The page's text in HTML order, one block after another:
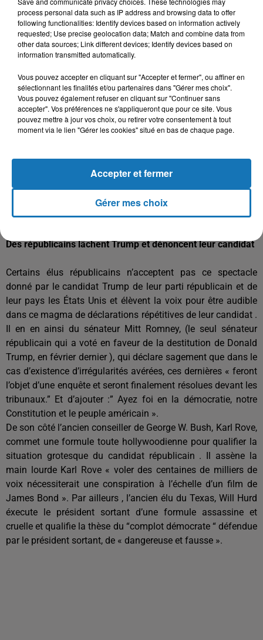
candidat démocrate balance: « En Amérique, le vote est
sacré. C’est ainsi que les habitants de cette nation expriment
leur volonté. Et c’est la volonté des électeurs, personne, et
rien d’autre. Donc, chaque bulletin de vote doit être compté et
c’est ce qui se passe actuellement ».
Il ajoute : « La démocratie est parfois désordonnée, elle
demande donc parfois un peu de patience. Mais cette
patience a été récompensée depuis plus de deux cent
quarante ans par un système de gouvernance qui fait l’envie
du monde ». Joe Biden termine son propos par :
terminé, la sénatrice Kamala Harris (sa colistière) et moi-
même serons les gagnants. Alors, je demande aux gens de
rester calmes. Le processus fonctionne. Le décompte est sur
le point de s’achever et nous le saurons bientôt ».
Des républicains lâchent Trump et dénoncent leur candidat
Certains élus républicains n’acceptent pas ce spectacle
donné par le candidat Trump de leur parti républicain et de
leur pays les États Unis et élèvent la voix pour être audible
dans ce magma de déclarations répétitives de leur candidat .
Il en en ainsi du sénateur Mitt Romney, (le seul sénateur
républicain qui a voté en faveur de la destitution de Donald
Trump, en février dernier ), qui déclare sagement que dans le
cas d’existence d’irrégularités avérées, ces dernières « feront
l’objet d’une enquête et seront finalement résolues devant les
tribunaux.” Et d’ajouter :” Ayez foi en la démocratie, notre
Constitution et le peuple américain ».
De son côté l’ancien conseiller de George W. Bush, Karl Rove,
commet une formule toute hollywoodienne pour qualifier la
situation grotesque du candidat républicain . Il assène la
main lourde Karl Rove « voler des centaines de milliers de
voix nécessiterait une conspiration à l’échelle d’un film de
James Bond ». Par ailleurs , l’ancien élu du Texas, Will Hurd
éxecute le président sortant d’une formule assassine et
cruelle et qualifie la thèse du “complot démocrate “ défendue
par le président sortant, de « dangereuse et fausse ».
process personal data such as IP address and browsing data to offer
following functionalities: Identify devices based on information actively
requested; Use precise geolocation data; Match and combine data from
other data sources; Link different devices; Identify devices based on
information transmitted automatically.
Vous pouvez accepter en cliquant sur "Accepter et fermer", ou affiner en
sélectionnant les finalités et/ou partenaires dans "Gérer mes choix".
Vous pouvez également refuser en cliquant sur "Continuer sans
accepter". Vos préférences ne s'appliqueront que pour ce site. Vous
pouvez mettre à jour vos choix, ou retirer votre consentement à tout
moment via le lien "Gérer les cookies" situé en bas de chaque page.
Gérer mes choix
Accepter et fermer